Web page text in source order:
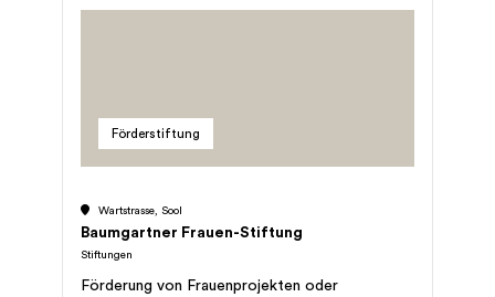
sind Kinder, Jugendliche und Erwachsene bis
Förderstiftung
Wartstrasse, Sool
Baumgartner Frauen-Stiftung
Stiftungen
Förderung von Frauenprojekten oder